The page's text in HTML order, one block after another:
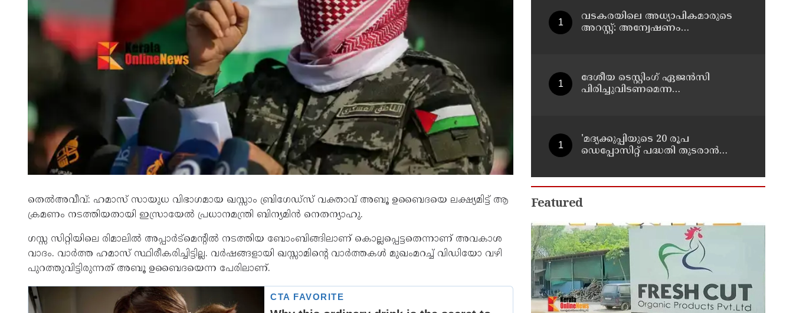
തെ​ൽ​അ​വീ​വ്: ഹ​മാ​സ് സാ​യു​ധ വി​ഭാ​ഗ​മാ​യ ഖ​സ്സാം ബ്രി​ഗേ​ഡ്സ് വ​ക്താ​വ് അ​ബൂ ഉ​ബൈ​ദ​യെ ല​ക്ഷ്യ​മി​ട്ട് ആ​
ക്ര​മ​ണം ന​ട​ത്തി​യ​താ​യി ഇ​സ്രാ​യേ​ൽ പ്ര​ധാ​ന​മ​ന്ത്രി ബി​ന്യ​മി​ൻ നെ​ത​ന്യാ​ഹു.
ഗ​സ്സ സി​റ്റി​യി​ലെ രി​മാ​ലി​ൽ അ​പ്പാ​ർ​ട്മെ​ന്റി​ൽ ന​ട​ത്തി​യ ബോം​ബി​ങ്ങി​ലാ​ണ് കൊ​ല്ല​പ്പെ​ട്ട​തെ​ന്നാ​ണ് അ​വ​കാ​ശ​
വാ​ദം. വാ​ർ​ത്ത ഹ​മാ​സ് സ്ഥി​രീ​ക​രി​ച്ചി​ട്ടി​ല്ല. വ​ർ​ഷ​ങ്ങ​ളാ​യി ഖ​സ്സാ​മി​ന്റെ വാ​ർ​ത്ത​ക​ൾ മു​ഖം​മ​റ​ച്ച് വി​ഡി​യോ വ​ഴി
പു​റ​ത്തു​വി​ട്ടി​രു​ന്ന​ത് അ​ബൂ ഉ​ബൈ​ദ​യെ​ന്ന പേ​രി​ലാ​ണ്.
വടകരയിലെ അധ്യാപികമാരുടെ
അറസ്റ്റ്: അന്വേഷണം
ദേശീയ ടെസ്റ്റിംഗ് ഏജന്‍സി
പിരിച്ചുവിടണമെന്ന
'മദ്യക്കുപ്പിയുടെ 20 രൂപ
ഡെപ്പോസിറ്റ് പദ്ധതി തുടരാന്‍
മന്ത്രി എം ലിജുവിന് നന്ദി';
അഭിനന്ദിച്ച് മുന്‍ മന്ത്രി എം ബി
രാജേഷ്
Featured